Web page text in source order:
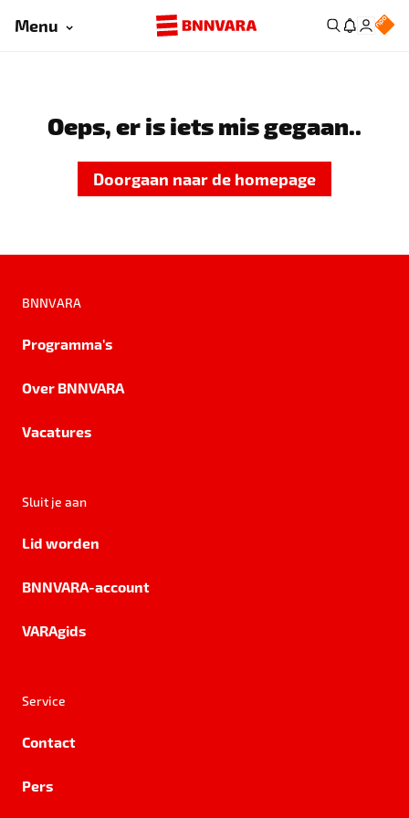
Menu
Oeps, er is iets mis gegaan..
Doorgaan naar de homepage
BNNVARA
Programma's
Over BNNVARA
Vacatures
Sluit je aan
Lid worden
BNNVARA-account
VARAgids
Service
Contact
Pers